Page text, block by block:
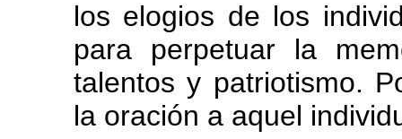
los elogios de los
para perpetuar la
talentos y patriotismo.
la oración a aquel